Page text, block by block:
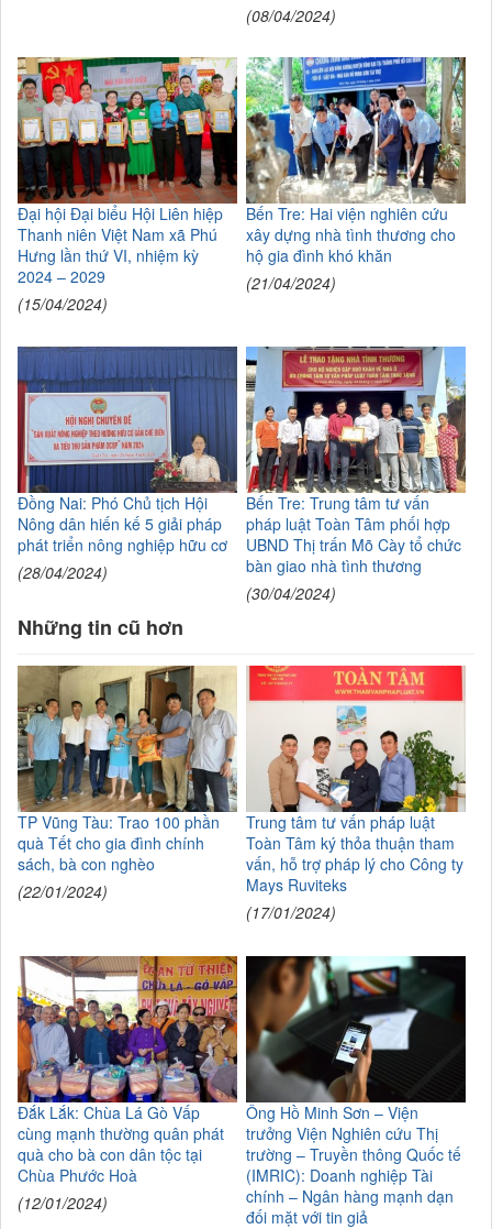
(08/04/2024)
Đại hội Đại biểu Hội Liên hiệp
Thanh niên Việt Nam xã Phú
Hưng lần thứ VI, nhiệm kỳ
2024 – 2029
(15/04/2024)
Bến Tre: Hai viện nghiên cứu
xây dựng nhà tình thương cho
hộ gia đình khó khăn
(21/04/2024)
Đồng Nai: Phó Chủ tịch Hội
Nông dân hiến kế 5 giải pháp
phát triển nông nghiệp hữu cơ
(28/04/2024)
Bến Tre: Trung tâm tư vấn
pháp luật Toàn Tâm phối hợp
UBND Thị trấn Mõ Cày tổ chức
bàn giao nhà tình thương
(30/04/2024)
Những tin cũ hơn
TP Vũng Tàu: Trao 100 phần
quà Tết cho gia đình chính
sách, bà con nghèo
(22/01/2024)
Trung tâm tư vấn pháp luật
Toàn Tâm ký thỏa thuận tham
vấn, hỗ trợ pháp lý cho Công ty
Mays Ruviteks
(17/01/2024)
Đắk Lắk: Chùa Lá Gò Vấp
cùng mạnh thường quân phát
quà cho bà con dân tộc tại
Chùa Phước Hoà
(12/01/2024)
Ông Hồ Minh Sơn – Viện
trưởng Viện Nghiên cứu Thị
trường – Truyền thông Quốc tế
(IMRIC): Doanh nghiệp Tài
chính – Ngân hàng mạnh dạn
đối mặt với tin giả